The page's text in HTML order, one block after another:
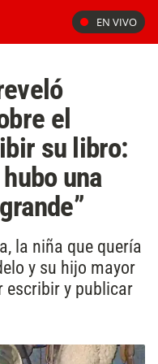
EN VIVO
el
su libro:
una
la niña que quería
y su hijo mayor
escribir y publicar